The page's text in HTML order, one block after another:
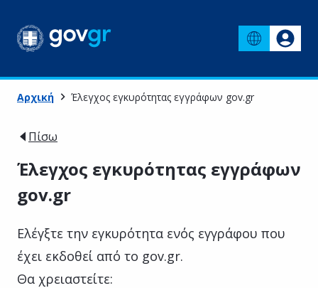
Αρχική Έλεγχος εγκυρότητας εγγράφων gov.gr
Πίσω
Έλεγχος εγκυρότητας εγγράφων
gov.gr
Ελέγξτε την εγκυρότητα ενός εγγράφου που
έχει εκδοθεί από το gov.gr.
Θα χρειαστείτε: